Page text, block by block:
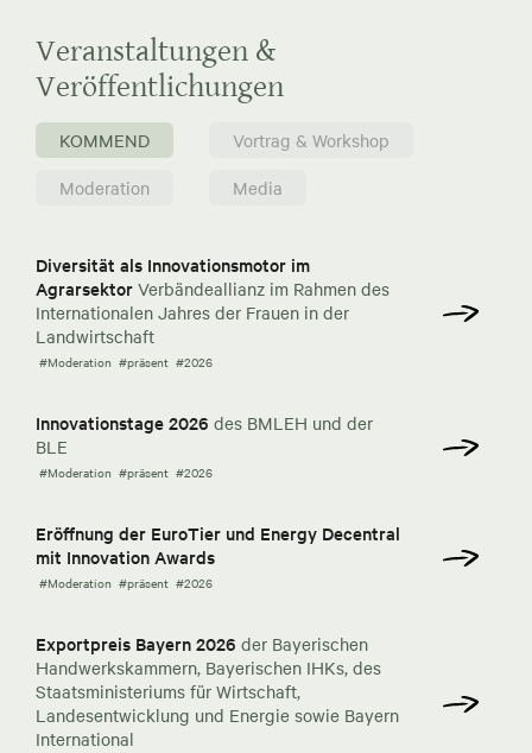
Veranstaltungen &
Veröffentlichungen
KOMMEND
Vortrag & Workshop
Moderation
Media
Diversität als Innovationsmotor im
Agrarsektor Verbändeallianz im Rahmen des
Internationalen Jahres der Frauen in der
Landwirtschaft
#Moderation #präsent #2026
Innovationstage 2026 des BMLEH und der
BLE
#Moderation #präsent #2026
Eröffnung der EuroTier und Energy Decentral
mit Innovation Awards
#Moderation #präsent #2026
Exportpreis Bayern 2026 der Bayerischen
Handwerkskammern, Bayerischen IHKs, des
Staatsministeriums für Wirtschaft,
Landesentwicklung und Energie sowie Bayern
International